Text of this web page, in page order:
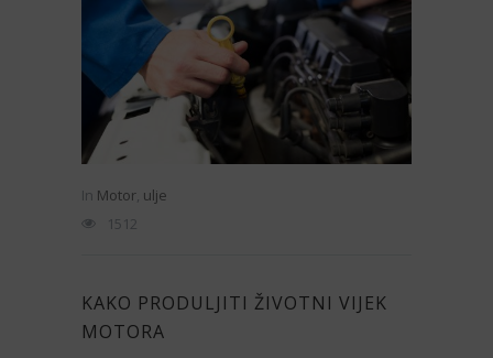
In Motor, ulje
1512
KAKO PRODULJITI ŽIVOTNI VIJEK
MOTORA